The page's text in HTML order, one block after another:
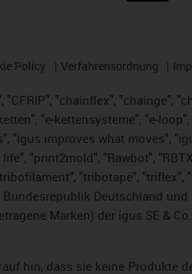
Policy Verfahrensordnung
"CFRIP", "chainflex", "chainge",
"e-kettensysteme", "e-
"igus improves what moves",
"print2mold", "Rawbot",
"tribotape",
Deutschland
Marken) der igus SE &
hin, dass sie keine Produkte